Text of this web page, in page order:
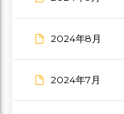
2024年8月
2024年7月